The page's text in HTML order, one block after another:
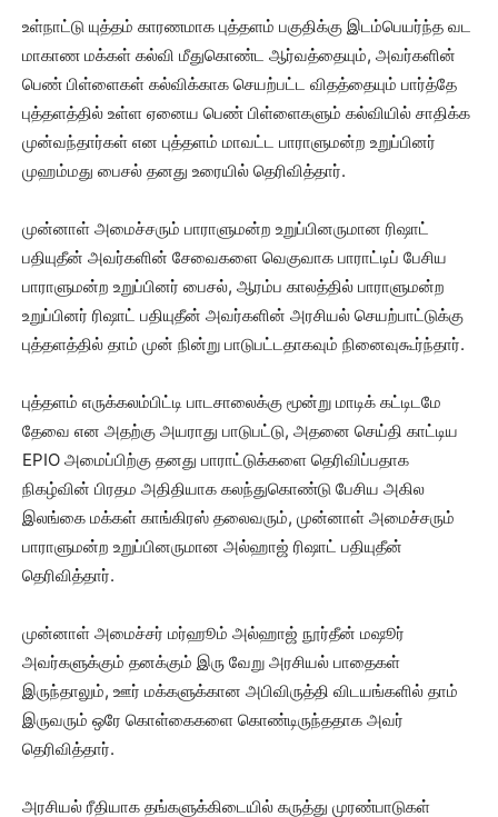
உள்நாட்டு யுத்தம் காரணமாக புத்தளம் பகுதிக்கு இடம்பெயர்ந்த வட
மாகாண மக்கள் கல்வி மீதுகொண்ட ஆர்வத்தையும், அவர்களின்
பெண் பிள்ளைகள் கல்விக்காக செயற்பட்ட விதத்தையும் பார்த்தே
புத்தளத்தில் உள்ள ஏனைய பெண் பிள்ளைகளும் கல்வியில் சாதிக்க
முன்வந்தார்கள் என புத்தளம் மாவட்ட பாராளுமன்ற உறுப்பினர்
முஹம்மது பைசல் தனது உரையில் தெரிவித்தார்.
முன்னாள் அமைச்சரும் பாராளுமன்ற உறுப்பினருமான ரிஷாட்
பதியுதீன் அவர்களின் சேவைகளை வெகுவாக பாராட்டிப் பேசிய
பாராளுமன்ற உறுப்பினர் பைசல், ஆரம்ப காலத்தில் பாராளுமன்ற
உறுப்பினர் ரிஷாட் பதியுதீன் அவர்களின் அரசியல் செயற்பாட்டுக்கு
புத்தளத்தில் தாம் முன் நின்று பாடுபட்டதாகவும் நினைவுகூர்ந்தார்.
புத்தளம் எருக்கலம்பிட்டி பாடசாலைக்கு மூன்று மாடிக் கட்டிடமே
தேவை என அதற்கு அயராது பாடுபட்டு, அதனை செய்தி காட்டிய
EPIO அமைப்பிற்கு தனது பாராட்டுக்களை தெரிவிப்பதாக
நிகழ்வின் பிரதம அதிதியாக கலந்துகொண்டு பேசிய அகில
இலங்கை மக்கள் காங்கிரஸ் தலைவரும், முன்னாள் அமைச்சரும்
பாராளுமன்ற உறுப்பினருமான அல்ஹாஜ் ரிஷாட் பதியுதீன்
தெரிவித்தார்.
முன்னாள் அமைச்சர் மர்ஹூம் அல்ஹாஜ் நூர்தீன் மஷூர்
அவர்களுக்கும் தனக்கும் இரு வேறு அரசியல் பாதைகள்
இருந்தாலும், ஊர் மக்களுக்கான அபிவிருத்தி விடயங்களில் தாம்
இருவரும் ஒரே கொள்கைகளை கொண்டிருந்ததாக அவர்
தெரிவித்தார்.
அரசியல் ரீதியாக தங்களுக்கிடையில் கருத்து முரண்பாடுகள்